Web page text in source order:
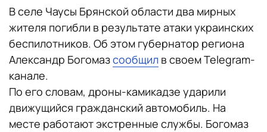
В селе Чаусы Брянской области два мирных
жителя погибли в результате атаки украинских
беспилотников. Об этом губернатор региона
Александр Богомазсообщил в своем Telegram-
канале.
По его словам, дроны-камикадзе ударили
движущийся гражданский автомобиль. На
месте работают экстренные службы. Богомаз